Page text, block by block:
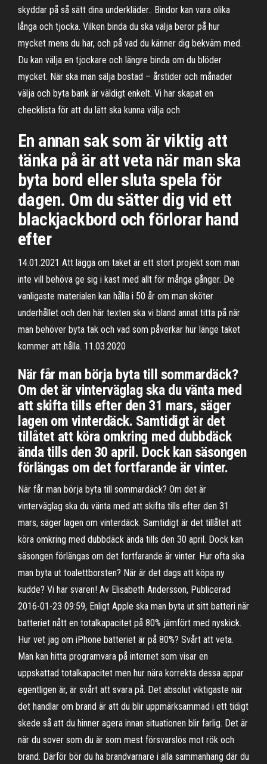
skyddar på så sätt dina underkläder.. Bindor kan vara olika
långa och tjocka. Vilken binda du ska välja beror på hur
mycket mens du har, och på vad du känner dig bekväm med.
Du kan välja en tjockare och längre binda om du blöder
mycket. När ska man sälja bostad – årstider och månader
välja och byta bank är väldigt enkelt. Vi har skapat en
checklista för att du lätt ska kunna välja och
En annan sak som är viktig att
tänka på är att veta när man ska
byta bord eller sluta spela för
dagen. Om du sätter dig vid ett
blackjackbord och förlorar hand
efter
14.01.2021 Att lägga om taket är ett stort projekt som man
inte vill behöva ge sig i kast med allt för många gånger. De
vanligaste materialen kan hålla i 50 år om man sköter
underhållet och den här texten ska vi bland annat titta på när
man behöver byta tak och vad som påverkar hur länge taket
kommer att hålla. 11.03.2020
När får man börja byta till sommardäck?
Om det är vinterväglag ska du vänta med
att skifta tills efter den 31 mars, säger
lagen om vinterdäck. Samtidigt är det
tillåtet att köra omkring med dubbdäck
ända tills den 30 april. Dock kan säsongen
förlängas om det fortfarande är vinter.
När får man börja byta till sommardäck? Om det är
vinterväglag ska du vänta med att skifta tills efter den 31
mars, säger lagen om vinterdäck. Samtidigt är det tillåtet att
köra omkring med dubbdäck ända tills den 30 april. Dock kan
säsongen förlängas om det fortfarande är vinter. Hur ofta ska
man byta ut toalettborsten? När är det dags att köpa ny
kudde? Vi har svaren! Av Elisabeth Andersson, Publicerad
2016-01-23 09:59, Enligt Apple ska man byta ut sitt batteri när
batteriet nått en totalkapacitet på 80% jämfört med nyskick.
Hur vet jag om iPhone batteriet är på 80%? Svårt att veta.
Man kan hitta programvara på internet som visar en
uppskattad totalkapacitet men hur nära korrekta dessa appar
egentligen är, är svårt att svara på. Det absolut viktigaste när
det handlar om brand är att du blir uppmärksammad i ett tidigt
skede så att du hinner agera innan situationen blir farlig. Det är
när du sover som du är som mest försvarslös mot rök och
brand. Därför bör du ha brandvarnare i alla sammanhang där du